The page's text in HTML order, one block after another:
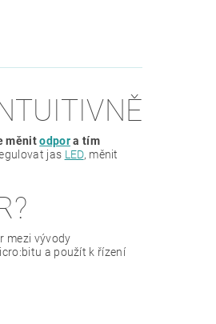
měnitodpora tím
jas LED, měnit
mezi vývody
a použít k řízení